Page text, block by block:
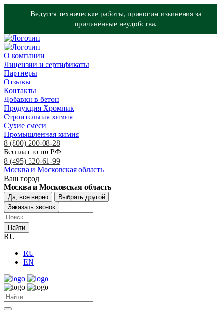
Ведутся технические работы, приносим извинения за
причинённые неудобства.
О компании
Лицензии и сертификаты
Партнеры
Отзывы
Контакты
Добавки в бетон
Продукция Хромпик
Строительная химия
Сухие смеси
Промышленная химия
8 (800) 200-08-28
Бесплатно по РФ
8 (495) 320-61-99
Москва и Московская область
Ваш город
Москва и Московская область
Да, все верно
Выбрать другой
Заказать звонок
Найти
RU
RU
EN